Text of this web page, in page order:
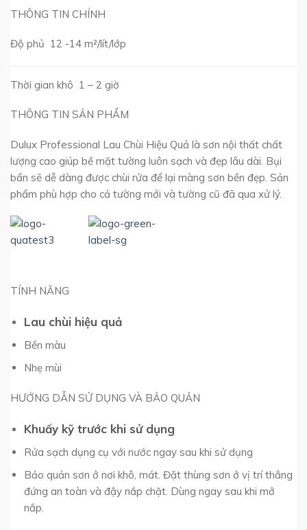
THÔNG TIN CHÍNH
Độ phủ 12 -14 m²/lít/lớp
Thời gian khô 1 – 2 giờ
THÔNG TIN SẢN PHẨM
Dulux Professional Lau Chùi Hiệu Quả là sơn nội thất chất
lượng cao giúp bề mặt tường luôn sạch và đẹp lâu dài. Bụi
bẩn sẽ dễ dàng được chùi rửa để lại màng sơn bền đẹp. Sản
phẩm phù hợp cho cả tường mới và tường cũ đã qua xử lý.
TÍNH NĂNG
Lau chùi hiệu quả
Bền màu
Nhẹ mùi
HƯỚNG DẪN SỬ DỤNG VÀ BẢO QUẢN
Khuấy kỹ trước khi sử dụng
Rửa sạch dụng cụ với nước ngay sau khi sử dụng
Bảo quản sơn ở nơi khô, mát. Đặt thùng sơn ở vị trí thẳng
đứng an toàn và đậy nắp chặt. Dùng ngay sau khi mở
nắp.